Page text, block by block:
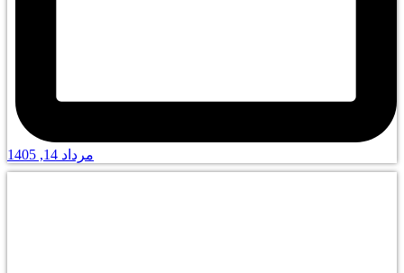
مرداد 14, 1405